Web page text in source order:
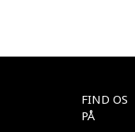
FIND OS
PÅ